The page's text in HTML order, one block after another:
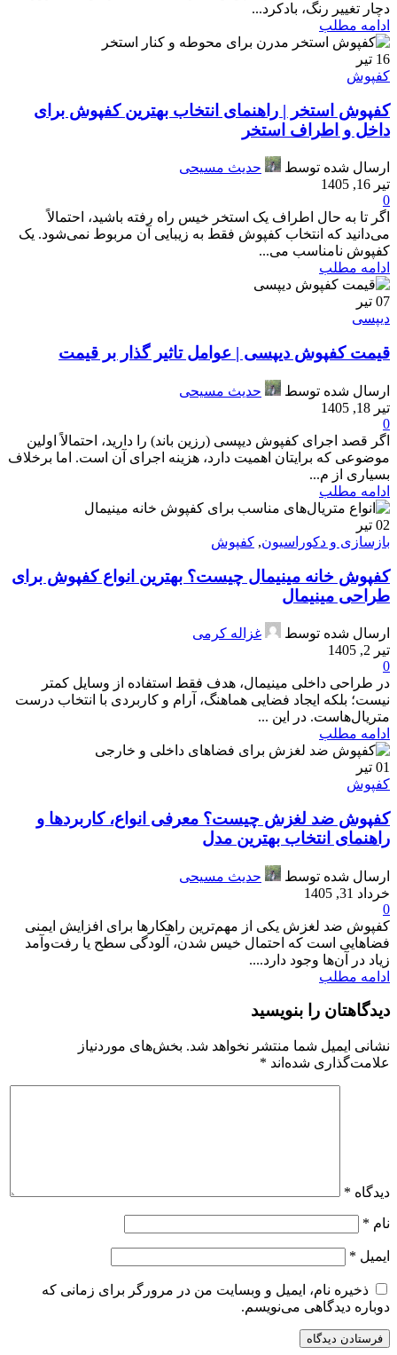
دچار تغییر رنگ، بادکرد...
ادامه مطلب
16 تیر
کفپوش
کفپوش استخر | راهنمای انتخاب بهترین کفپوش برای
داخل و اطراف استخر
ارسال شده توسط
حدیث مسیحی
تیر 16, 1405
0
اگر تا به حال اطراف یک استخر خیس راه رفته باشید، احتمالاً
می‌دانید که انتخاب کفپوش فقط به زیبایی آن مربوط نمی‌شود. یک
کفپوش نامناسب می‌...
ادامه مطلب
07 تیر
دیپسی
قیمت کفپوش دیپسی | عوامل تاثیر گذار بر قیمت
ارسال شده توسط
حدیث مسیحی
تیر 18, 1405
0
اگر قصد اجرای کفپوش دیپسی (رزین باند) را دارید، احتمالاً اولین
موضوعی که برایتان اهمیت دارد، هزینه اجرای آن است. اما برخلاف
بسیاری از م...
ادامه مطلب
02 تیر
بازسازی و دکوراسیون, کفپوش
کفپوش خانه مینیمال چیست؟ بهترین انواع کفپوش برای
طراحی مینیمال
ارسال شده توسط
غزاله کرمی
تیر 2, 1405
0
در طراحی داخلی مینیمال، هدف فقط استفاده از وسایل کمتر
نیست؛ بلکه ایجاد فضایی هماهنگ، آرام و کاربردی با انتخاب درست
متریال‌هاست. در این ...
ادامه مطلب
01 تیر
کفپوش
کفپوش ضد لغزش چیست؟ معرفی انواع، کاربردها و
راهنمای انتخاب بهترین مدل
ارسال شده توسط
حدیث مسیحی
خرداد 31, 1405
0
کفپوش ضد لغزش یکی از مهم‌ترین راهکارها برای افزایش ایمنی
فضاهایی است که احتمال خیس شدن، آلودگی سطح یا رفت‌وآمد
زیاد در آن‌ها وجود دارد....
ادامه مطلب
دیدگاهتان را بنویسید
نشانی ایمیل شما منتشر نخواهد شد. بخش‌های موردنیاز
علامت‌گذاری شده‌اند *
دیدگاه *
نام *
ایمیل *
ذخیره نام، ایمیل و وبسایت من در مرورگر برای زمانی که
دوباره دیدگاهی می‌نویسم.